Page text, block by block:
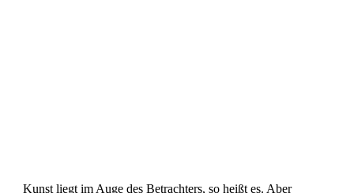
Kunst liegt im Auge des Betrachters, so heißt es. Aber